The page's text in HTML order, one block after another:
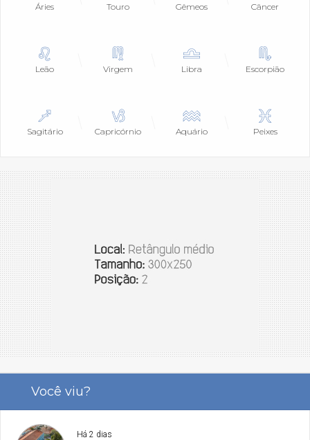
Áries Touro Gêmeos Câncer
Leão Virgem Libra Escorpião
Sagitário Capricórnio Aquário Peixes
Você viu?
Há 2 dias